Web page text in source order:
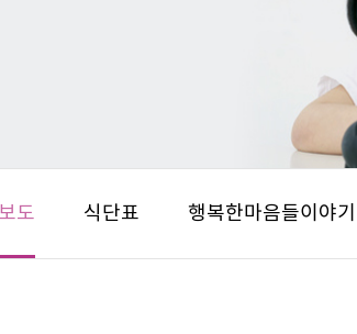
도 식단표 행복한마음들이야기